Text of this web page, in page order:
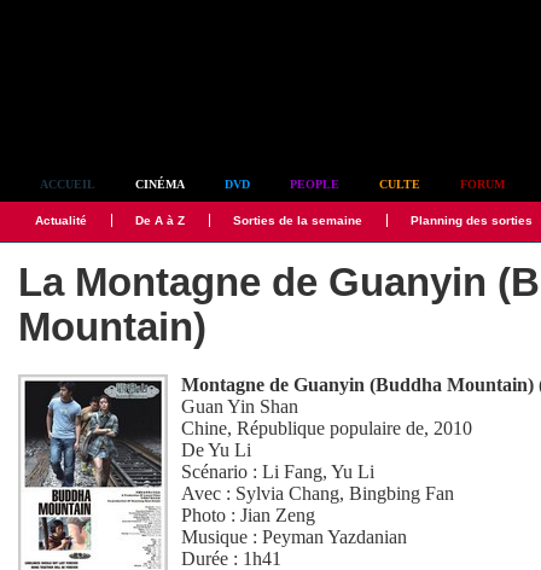
ACCUEIL CINÉMA DVD PEOPLE CULTE FORUM
Actualité De A à Z Sorties de la semaine Planning des sorties
La Montagne de Guanyin
Mountain)
Montagne de Guanyin (Buddha Mountain)
Guan Yin Shan
Chine, République populaire de, 2010
DeYu Li
Scénario :Li Fang,Yu Li
Avec : Sylvia Chang,Bingbing Fan
Photo :Jian Zeng
Musique :Peyman Yazdanian
Durée : 1h41